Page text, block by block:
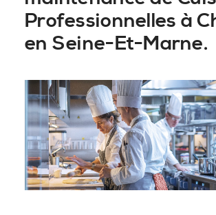
Professionnelles à
en Seine-Et-Marne.